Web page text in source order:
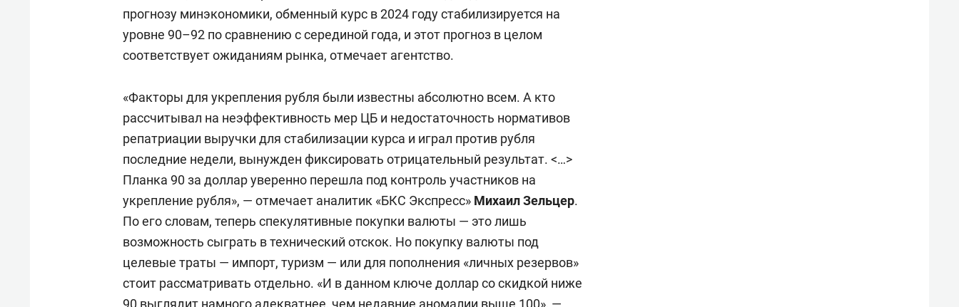
прогнозу минэкономики, обменный курс в 2024 году стабилизируется на
уровне 90–92 по сравнению с серединой года, и этот прогноз в целом
соответствует ожиданиям рынка, отмечает агентство.
«Факторы для укрепления рубля были известны абсолютно всем. А кто
рассчитывал на неэффективность мер ЦБ и недостаточность нормативов
репатриации выручки для стабилизации курса и играл против рубля
последние недели, вынужден фиксировать отрицательный результат. <…>
Планка 90 за доллар уверенно перешла под контроль участников на
укрепление рубля», — отмечает аналитик «БКС Экспресс» Михаил Зельцер.
По его словам, теперь спекулятивные покупки валюты — это лишь
возможность сыграть в технический отскок. Но покупку валюты под
целевые траты — импорт, туризм — или для пополнения «личных резервов»
стоит рассматривать отдельно. «И в данном ключе доллар со скидкой ниже
90 выглядит намного адекватнее, чем недавние аномалии выше 100», —